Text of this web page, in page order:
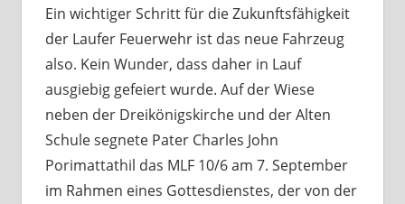
Ein wichtiger Schritt für die Zukunftsfähigkeit
der Laufer Feuerwehr ist das neue Fahrzeug
also. Kein Wunder, dass daher in Lauf
ausgiebig gefeiert wurde. Auf der Wiese
neben der Dreikönigskirche und der Alten
Schule segnete Pater Charles John
Porimattathil das MLF 10/6 am 7. September
im Rahmen eines Gottesdienstes, der von der